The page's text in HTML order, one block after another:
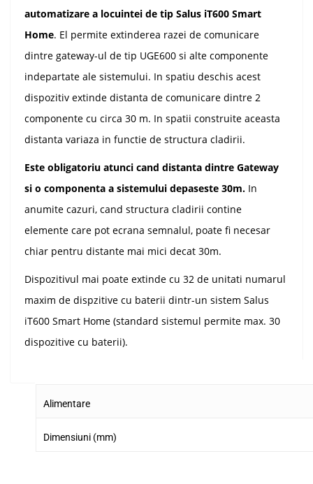
automatizare a locuintei de tip Salus iT600 Smart
Home. El permite extinderea razei de comunicare
dintre gateway-ul de tip UGE600 si alte componente
indepartate ale sistemului. In spatiu deschis acest
dispozitiv extinde distanta de comunicare dintre 2
componente cu circa 30 m. In spatii construite aceasta
distanta variaza in functie de structura cladirii.
Este obligatoriu atunci cand distanta dintre Gateway
si o componenta a sistemului depaseste 30m. In
anumite cazuri, cand structura cladirii contine
elemente care pot ecrana semnalul, poate fi necesar
chiar pentru distante mai mici decat 30m.
Dispozitivul mai poate extinde cu 32 de unitati numarul
maxim de dispzitive cu baterii dintr-un sistem Salus
iT600 Smart Home (standard sistemul permite max. 30
dispozitive cu baterii).
Alimentare
Dimensiuni (mm)